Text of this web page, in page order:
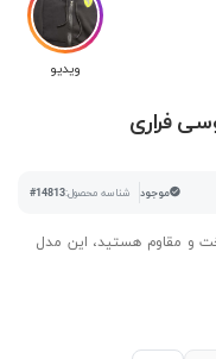
ویدیو
فراری
موجود شناسه محصول:#14813
و مقاوم هستید، این مدل